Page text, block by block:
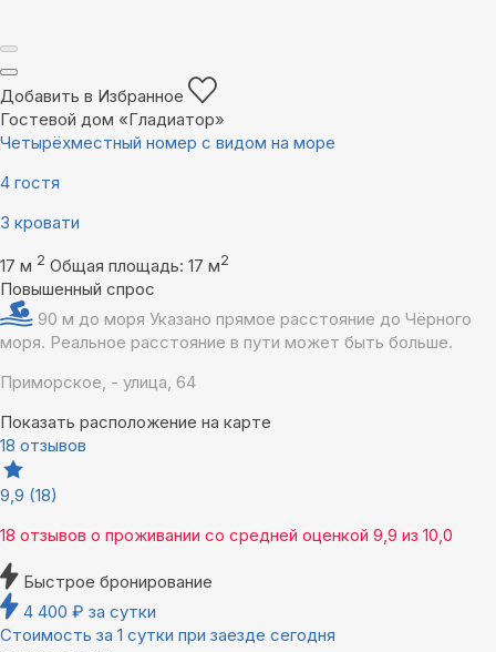
Добавить в Избранное
Гостевой дом «Гладиатор»
Четырёхместный номер с видом на море
4 гостя
3 кровати
17 м 2 Общая площадь: 17 м2
Повышенный спрос
90 м до моря Указано прямое расстояние до Чёрного
моря. Реальное расстояние в пути может быть больше.
Приморское, - улица, 64
Показать расположение на карте
18 отзывов
9,9 (18)
18 отзывов о проживании со средней оценкой 9,9 из 10,0
Быстрое бронирование
4 400 ₽ за сутки
Стоимость за 1 сутки при заезде сегодня